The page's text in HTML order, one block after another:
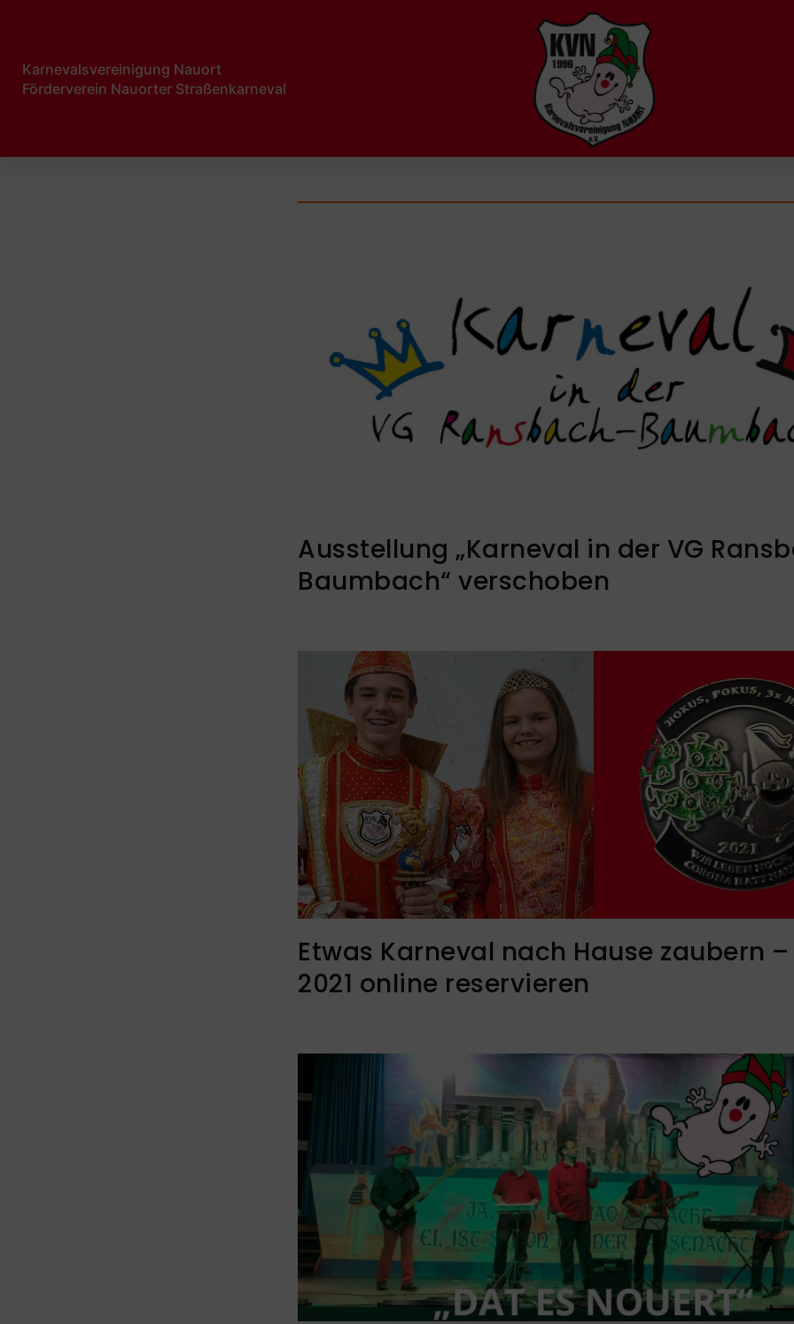
Karnevalsvereinigung Nauort
Förderverein Nauorter Straßenkarneval​
Ausstellung „Karneval in der VG
Baumbach“ verschoben
Etwas Karneval nach Hause zaubern –
2021 online reservieren